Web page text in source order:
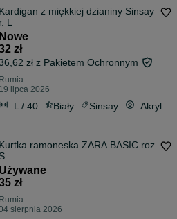
Kardigan z miękkiej dzianiny Sinsay
r. L
Nowe
zł
zł z Pakietem Ochronnym
Rumia
19 lipca 2026
L / 40 Biały Sinsay Akryl
Kurtka ramoneska ZARA BASIC roz
S
Używane
zł
Rumia
sierpnia 2026